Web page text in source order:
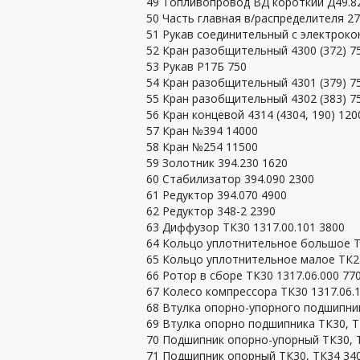
50 Часть главная в/распределителя
51 Рукав соединительный с
52 Кран разобщительный 4300 (372)
53 Рукав Р17Б 750
54 Кран разобщительный 4301 (379)
55 Кран разобщительный 4302 (383)
56 Кран концевой 4314 (4304, 190)
57 Кран №394 14000
58 Кран №254 11500
59 Золотник 394.230 1620
60 Стабилизатор 394.090 2300
61 Редуктор 394.070 4900
62 Редуктор 348-2 2390
63 Диффузор ТК30 1317.00.101 3800
64 Кольцо уплотнительное большое
65 Кольцо уплотнительное малое
66 Ротор в сборе ТК30 1317.06.000
67 Колесо компрессора ТК30
68 Втулка опорно-упорного
69 Втулка опорно подшипника ТК30,
70 Подшипник опорно-упорный ТК30,
71 Подшипник опорный ТК30, ТК34